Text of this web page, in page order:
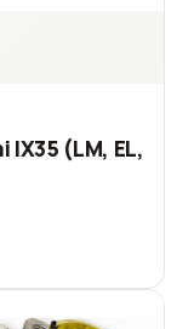
(LM, EL,